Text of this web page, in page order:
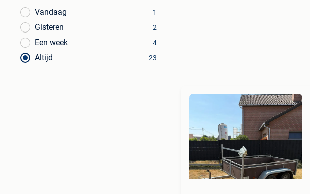
Vandaag
1
Gisteren 2
Een week 4
Altijd 23